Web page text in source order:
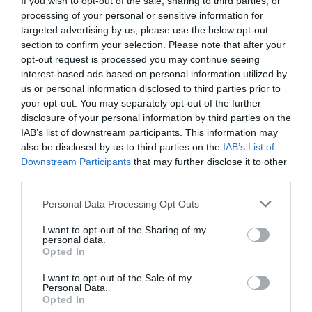
processing of your personal or sensitive information for
targeted advertising by us, please use the below opt-out
section to confirm your selection. Please note that after your
opt-out request is processed you may continue seeing
interest-based ads based on personal information utilized by
us or personal information disclosed to third parties prior to
your opt-out. You may separately opt-out of the further
disclosure of your personal information by third parties on the
IAB’s list of downstream participants. This information may
also be disclosed by us to third parties on the IAB’s List of
Downstream Participants that may further disclose it to other
Personal Data Processing Opt Outs
I want to opt-out of the Sharing of my
personal data.
Opted In
I want to opt-out of the Sale of my
Personal Data.
Opted In
tecnología figuran Arsenal y Manchester United en la
Premier League, así como Girona FC, RC Celta y Real
Sociedad en LaLiga. También está presente en otros
mercados europeos con acuerdos con Parma Calcio y
FC Famalicão.